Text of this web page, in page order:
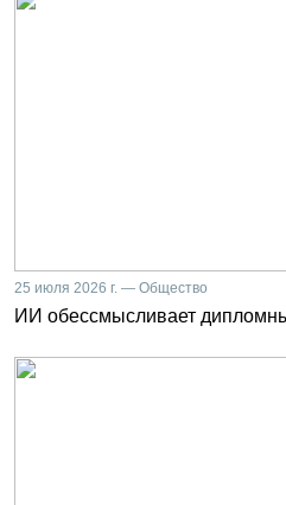
25 июля 2026 г. — Общество
ИИ обессмысливает